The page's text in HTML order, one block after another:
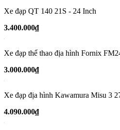
Xe đạp QT 140 21S - 24 Inch
3.400.000₫
Xe đạp thể thao địa hình Fornix
3.000.000₫
Xe đạp địa hình Kawamura Misu 3
4.090.000₫